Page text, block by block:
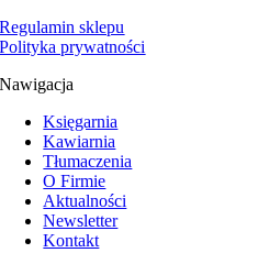
Regulamin sklepu
Polityka prywatności
Nawigacja
Księgarnia
Kawiarnia
Tłumaczenia
O Firmie
Aktualności
Newsletter
Kontakt